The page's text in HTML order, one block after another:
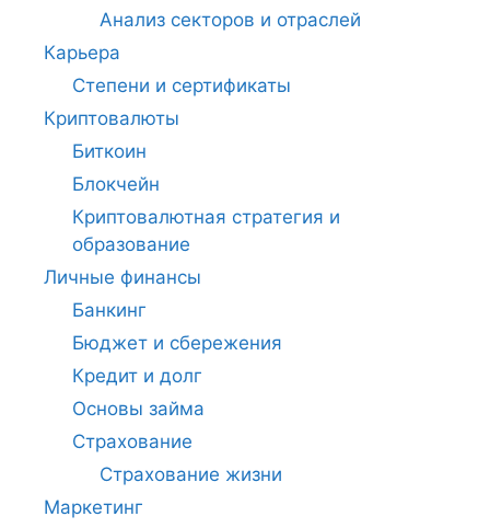
Анализ секторов и отраслей
Карьера
Степени и сертификаты
Криптовалюты
Биткоин
Блокчейн
Криптовалютная стратегия и
образование
Личные финансы
Банкинг
Бюджет и сбережения
Кредит и долг
Основы займа
Страхование
Страхование жизни
Маркетинг